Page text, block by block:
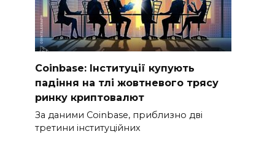
Coinbase: Інституції купують
падіння на тлі жовтневого трясу
ринку криптовалют
За даними Coinbase, приблизно дві
третини інституційних